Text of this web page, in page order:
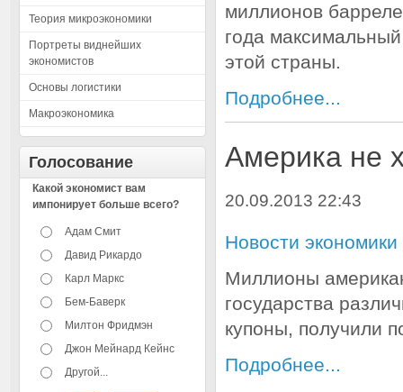
Теория микроэкономики
Портреты виднейших
экономистов
Основы логистики
Макроэкономика
Голосование
Какой экономист вам
импонирует больше всего?
Адам Смит
Давид Рикардо
Карл Маркс
Бем-Баверк
Милтон Фридмэн
Джон Мейнард Кейнс
Другой...
миллионов
года
этой страны.
Подробнее...
Америка не
20.09.2013 22:43
Новости экономики
Миллионы
государства
купоны, получили
Подробнее...